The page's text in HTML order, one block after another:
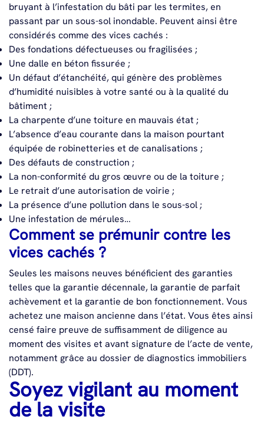
bruyant à l’infestation du bâti par les termites, en
passant par un sous-sol inondable. Peuvent ainsi être
considérés comme des vices cachés :
Des fondations défectueuses ou fragilisées ;
Une dalle en béton fissurée ;
Un défaut d’étanchéité, qui génère des problèmes
d’humidité nuisibles à votre santé ou à la qualité du
bâtiment ;
La charpente d’une toiture en mauvais état ;
L’absence d’eau courante dans la maison pourtant
équipée de robinetteries et de canalisations ;
Des défauts de construction ;
La non-conformité du gros œuvre ou de la toiture ;
Le retrait d’une autorisation de voirie ;
La présence d’une pollution dans le sous-sol ;
Une infestation de mérules…
Comment se prémunir contre les
vices cachés ?
Seules les maisons neuves bénéficient des garanties
telles que la garantie décennale, la garantie de parfait
achèvement et la garantie de bon fonctionnement. Vous
achetez une maison ancienne dans l’état. Vous êtes ainsi
censé faire preuve de suffisamment de diligence au
moment des visites et avant signature de l’acte de vente,
notamment grâce au dossier de diagnostics immobiliers
(DDT).
Soyez vigilant au moment
de la visite